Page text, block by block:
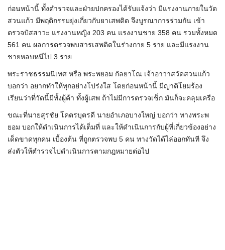
ก่อนหน้านี้ ทั้งตำรวจและฝ่ายปกครองได้รับแจ้งว่า มีแรงงานภายในวัด
สวนแก้ว มีพฤติกรรมยุ่งเกี่ยวกับยาเสพติด จึงบูรณาการร่วมกัน เข้า
ตรวจปัสสาวะ แรงงานหญิง 203 คน แรงงานชาย 358 คน รวมทั้งหมด
561 คน ผลการตรวจพบสารเสพติดในร่างกาย 5 ราย และมีแรงงาน
ชายหลบหนีไป 3 ราย
พระราชธรรมนิเทศ หรือ พระพยอม กัลยาโณ เจ้าอาวาสวัดสวนแก้ว
บอกว่า อยากทำให้ทุกอย่างโปร่งใส โดยก่อนหน้านี้ มีญาติโยมร้อง
เรียนว่าที่วัดนี้มีทั้งผู้ค้า ทั้งผู้เสพ ถ้าไม่มีการตรวจเช็ก มันก็จะคลุมเครือ
ขณะที่นายสุรชัย โคตรบุตรดี นายอำเภอบางใหญ่ บอกว่า ทางพระพ
ยอม บอกให้ดำเนินการได้เต็มที่ และให้ดำเนินการกับผู้ที่เกี่ยวข้องอย่าง
เด็ดขาดทุกคน เบื้องต้น ที่ถูกตรวจพบ 5 คน ทางวัดได้ไล่ออกทันที จึง
ส่งตัวให้ตำรวจไปดำเนินการตามกฎหมายต่อไป